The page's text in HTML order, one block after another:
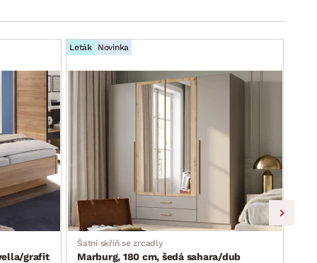
grafit
Leták Novinka
Šatní skříň se zrcadly
Marburg, 180 cm, šedá sahara/dub